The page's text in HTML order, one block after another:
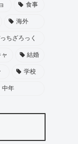
食事
海外
ちざろっく
結婚
学校
中年